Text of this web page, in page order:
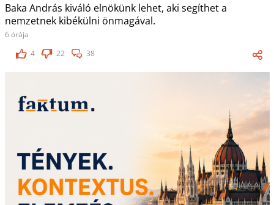
Baka András kiváló elnökünk lehet, aki segíthet a
nemzetnek kibékülni önmagával.
6 órája
4
22 38